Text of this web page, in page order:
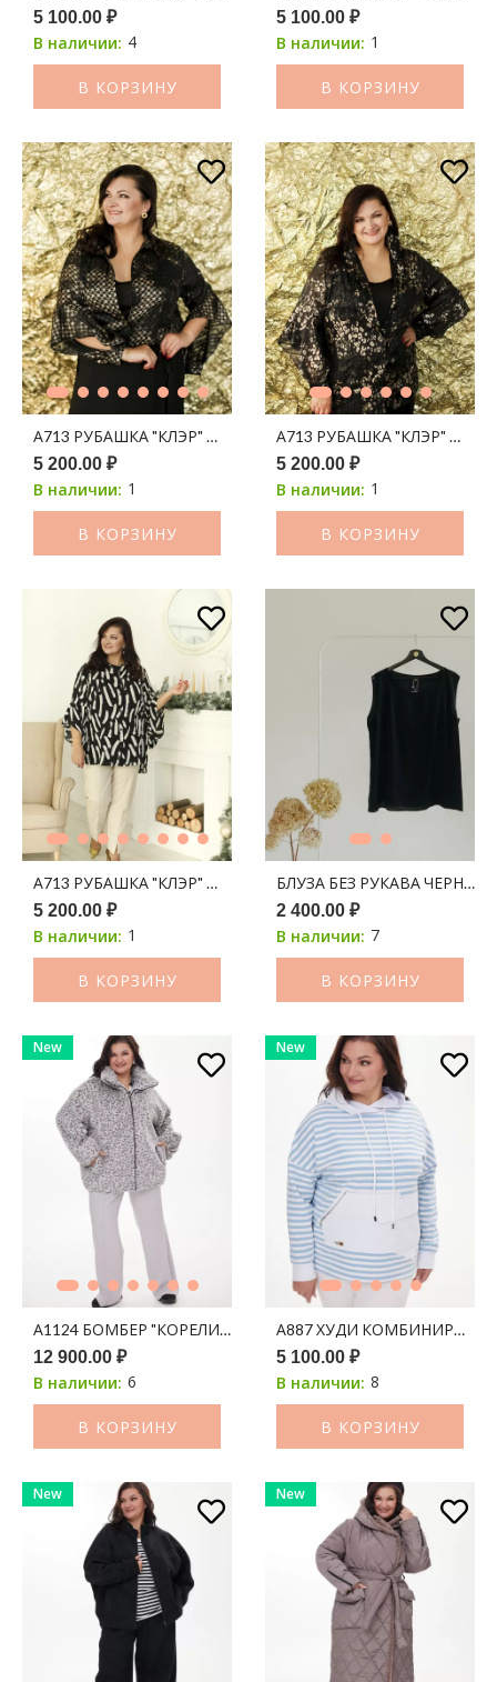
5 100.00 ₽
В наличии: 4
В КОРЗИНУ
5 100.00 ₽
В наличии: 1
В КОРЗИНУ
А713 РУБАШКА "КЛЭР" ШИФОН ЧЕРНЫЙ ПРИНТ ЗОЛОТАЯ
5 200.00 ₽
В наличии: 1
В КОРЗИНУ
А713 РУБАШКА "КЛЭР"
5 200.00 ₽
В наличии: 1
В КОРЗИНУ
А713 РУБАШКА "КЛЭР" ШИФОН ЧЕРНЫЙ В БЕЖЕВЫЕ МАЗКИ
5 200.00 ₽
В наличии: 1
В КОРЗИНУ
БЛУЗА БЕЗ РУКАВА ЧЕРНЫЙ
2 400.00 ₽
В наличии: 7
В КОРЗИНУ
New
А1124 БОМБЕР "КОРЕЛИЯ" 100С СЕРЫЙ ПРИНТ ЛЕОПАРД
12 900.00 ₽
В наличии: 6
В КОРЗИНУ
New
А887 ХУДИ
5 100.00 ₽
В наличии: 8
В КОРЗИНУ
New New